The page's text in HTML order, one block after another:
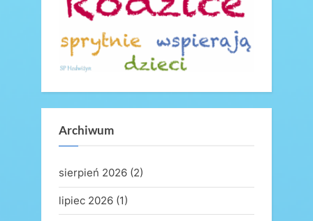
Archiwum
sierpień 2026 (2)
lipiec 2026 (1)